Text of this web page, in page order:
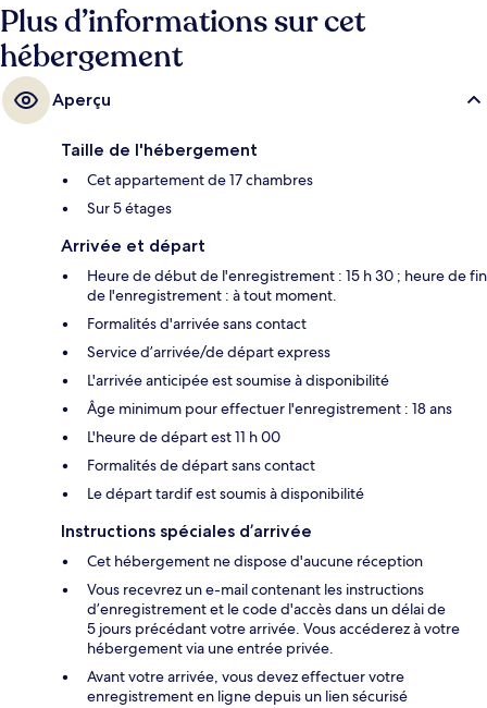
Plus d’informations sur cet
hébergement
Aperçu
Taille de l'hébergement
Cet appartement de 17 chambres
Sur 5 étages
Arrivée et départ
Heure de début de l'enregistrement : 15 h 30 ; heure de fin
de l'enregistrement : à tout moment.
Formalités d'arrivée sans contact
Service d’arrivée/de départ express
L'arrivée anticipée est soumise à disponibilité
Âge minimum pour effectuer l'enregistrement : 18 ans
L'heure de départ est 11 h 00
Formalités de départ sans contact
Le départ tardif est soumis à disponibilité
Instructions spéciales d’arrivée
Cet hébergement ne dispose d'aucune réception
Vous recevrez un e-mail contenant les instructions
d’enregistrement et le code d'accès dans un délai de
5 jours précédant votre arrivée. Vous accéderez à votre
hébergement via une entrée privée.
Avant votre arrivée, vous devez effectuer votre
enregistrement en ligne depuis un lien sécurisé